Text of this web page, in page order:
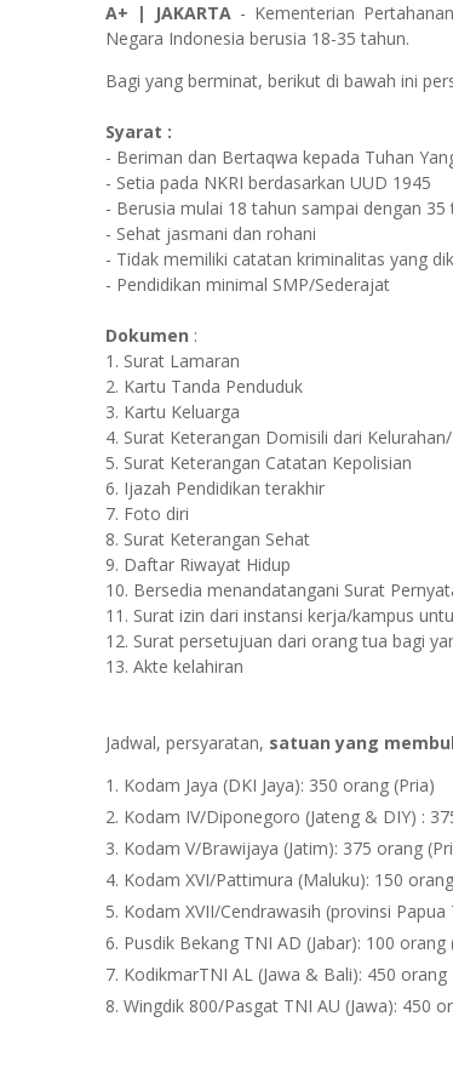
A+ | JAKARTA - Kementerian
Negara Indonesia berusia 18-35 tahun.
Bagi yang berminat, berikut di bawah ini
Syarat :
- Beriman dan Bertaqwa kepada Tuhan
- Setia pada NKRI berdasarkan UUD 1945
- Berusia mulai 18 tahun sampai dengan 35
- Sehat jasmani dan rohani
- Tidak memiliki catatan kriminalitas yang
- Pendidikan minimal SMP/Sederajat
Dokumen :
1. Surat Lamaran
2. Kartu Tanda Penduduk
3. Kartu Keluarga
4. Surat Keterangan Domisili dari
5. Surat Keterangan Catatan Kepolisian
6. Ijazah Pendidikan terakhir
7. Foto diri
8. Surat Keterangan Sehat
9. Daftar Riwayat Hidup
10. Bersedia menandatangani Surat
11. Surat izin dari instansi kerja/kampus
12. Surat persetujuan dari orang tua bagi
13. Akte kelahiran
Jadwal, persyaratan, satuan yang
Kodam Jaya (DKI Jaya): 350 orang (Pria)
Kodam IV/Diponegoro (Jateng & DIY) :
Kodam V/Brawijaya (Jatim): 375 orang
Kodam XVI/Pattimura (Maluku): 150
Kodam XVII/Cendrawasih (provinsi
Pusdik Bekang TNI AD (Jabar): 100 orang
KodikmarTNI AL (Jawa & Bali): 450
Wingdik 800/Pasgat TNI AU (Jawa): 450